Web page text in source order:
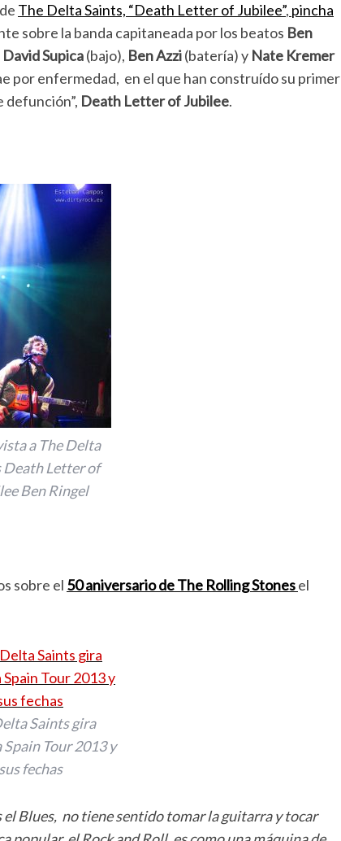
The Delta Saints, “Death Letter of Jubilee”, pincha
sobre la banda capitaneada por los beatos Ben
David Supica(bajo), Ben Azzi(batería) y Nate Kremer
por enfermedad, en el que han construído su primer
defunción”, Death Letter of Jubilee.
a The Delta
Death Letter of
Ben Ringel
sobre el 50 aniversario de The Rolling Stonesel
Saints gira
Spain Tour 2013 y
sus fechas
el Blues, no tiene sentido tomar la guitarra y tocar